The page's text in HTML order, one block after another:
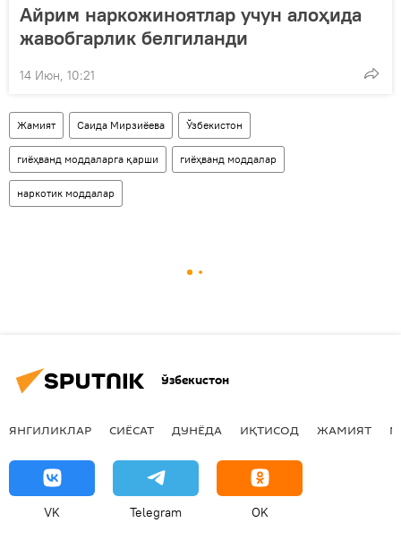
Айрим наркожиноятлар учун алоҳида
жавобгарлик белгиланди
14 Июн, 10:21
Жамият Саида Мирзиёева Ўзбекистон
гиёҳванд моддаларга қарши гиёҳванд моддалар
наркотик моддалар
Ўзбекистон
ЯНГИЛИКЛАР СИЁСАТ ДУНЁДА ИҚТИСОД ЖАМИЯТ
VK Telegram OK